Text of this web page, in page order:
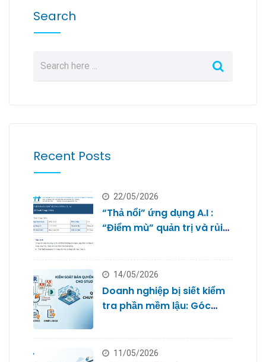
Search
Recent Posts
22/05/2026
“Thả nổi” ứng dụng A.I :
“Điểm mù” quản trị và rủi
14/05/2026
Doanh nghiệp bị siết kiểm
tra phần mềm lậu: Góc
11/05/2026